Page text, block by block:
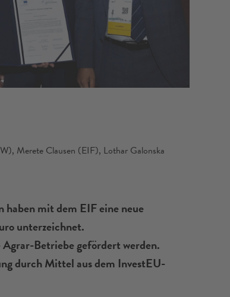
Merete Clausen (EIF), Lothar Galonska
mit dem EIF eine neue
unterzeichnet.
Betriebe gefördert werden.
durch Mittel aus dem InvestEU-